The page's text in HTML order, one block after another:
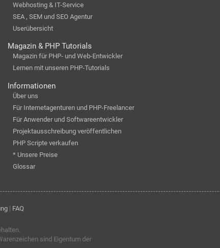
Webhosting & IT-Service
SEA , SEM und SEO Agentur
Userübersicht
Magazin & PHP Tutorials
Magazin für PHP- und Web-Entwickler
Lernen mit unseren PHP-Tutorials
Informationen
Über uns
Für Internetagenturen und PHP-Freelancer
Für Anwender und Softwareentwickler
Projektausschreibung veröffentlichen
PHP Scripte verkaufen
* Unsere Preise
Glossar
| FAQ
sind Eigentum der